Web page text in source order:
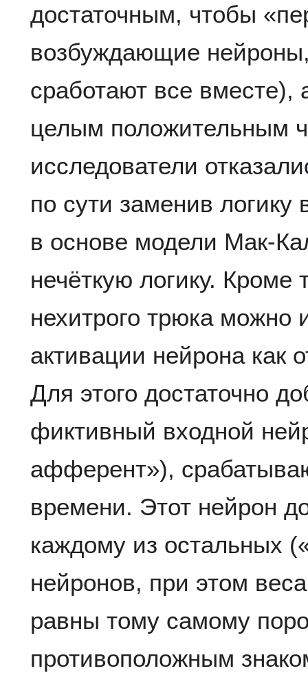
достаточным, чтобы
возбуждающие
сработают все вместе),
целым положительным
исследователи
по сути заменив
в основе модели Мак-
нечёткую логику.
нехитрого трюка можно
активации нейрона как
Для этого достаточно
фиктивный входной
афферент»),
времени. Этот нейрон
каждому из остальных
нейронов, при этом
равны тому самому
противоположным